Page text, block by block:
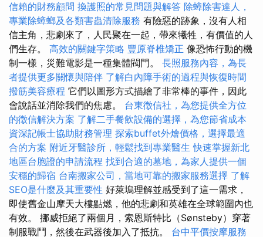
信賴的財務顧問 換護照的常見問題與解答 除蟑除害達人，
專業除蟑螂及各類害蟲清除服務 有險惡的跡象，沒有人相
信主角，悲劇來了，人民聚在一起，帶來犧牲，有價值的人
們生存。 高效的關鍵字策略 豐原脊椎矯正 像恐怖行動的機
制一樣，災難電影是一種集體閥門。 長照服務內容，為長
者提供更多關懷與陪伴 了解白內障手術的過程與恢復時間
撥筋美容療程 它們以圖形方式描繪了非常棒的事件，因此
會說話並消除我們的焦慮。 台東徵信社，為您提供全方位
的徵信解決方案 了解二手餐飲設備的選擇，為您節省成本
資深記帳士協助財務管理 探索buffet外燴價格，選擇最適
合的方案 附近牙醫診所，輕鬆找到專業醫生 快速掌握新北
地區台胞證的申請流程 找到合適的墓地，為家人提供一個
安穩的歸宿 台南搬家公司，當地可靠的搬家服務選擇 了解
SEO是什麼及其重要性 好萊塢理解並感受到了這一需求，
即使舊金山摩天大樓點燃，他的悲劇和英雄在全球範圍內也
有效。 挪威拒絕了兩個月，索恩斯特比（Sønsteby）穿著
制服戰鬥，然後在武器後加入了抵抗。 台中平價按摩服務